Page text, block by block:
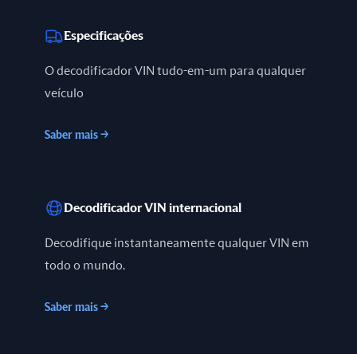
Especificações
O decodificador VIN tudo-em-um para qualquer
veículo
Saber mais →
Decodificador VIN internacional
Decodifique instantaneamente qualquer VIN em
todo o mundo.
Saber mais →